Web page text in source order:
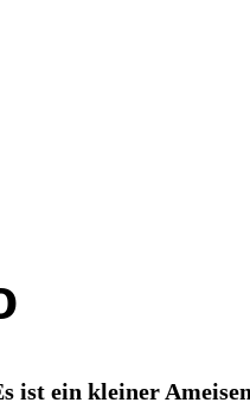
ist ein kleiner